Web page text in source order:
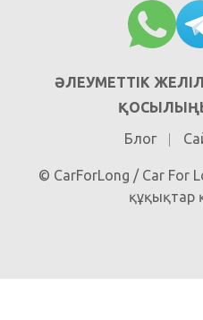
ӘЛЕУМЕТТІК
Блог
© CarForLong / Car For
құқықтар